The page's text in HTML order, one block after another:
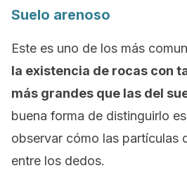
Suelo arenoso
Este es uno de los más
la existencia de rocas con
más grandes que las del
buena forma de distinguirlo
observar cómo las partículas
entre los dedos.